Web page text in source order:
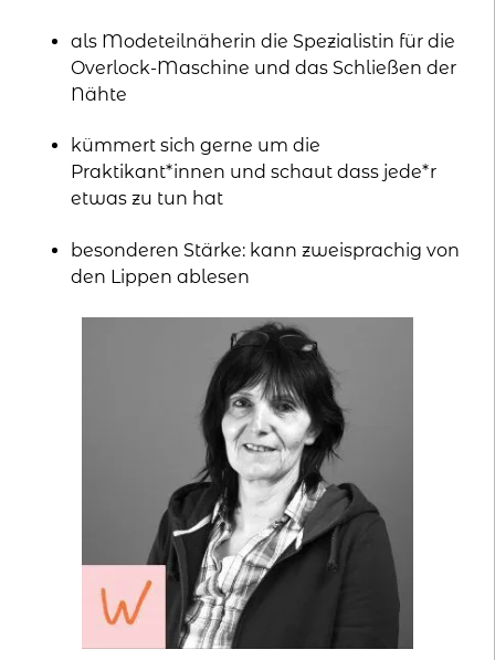
als Modeteilnäherin die Spezialistin für die
Overlock-Maschine und das Schließen der
Nähte
kümmert sich gerne um die
Praktikant*innen und schaut dass jede*r
etwas zu tun hat
besonderen Stärke: kann zweisprachig von
den Lippen ablesen